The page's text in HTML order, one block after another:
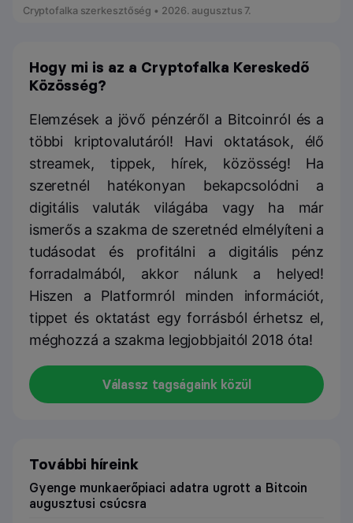
Cryptofalka szerkesztőség • 2026. augusztus 7.
Hogy mi is az a Cryptofalka Kereskedő
Közösség?
Elemzések a jövő pénzéről a Bitcoinról és a
többi kriptovalutáról! Havi oktatások, élő
streamek, tippek, hírek, közösség! Ha
szeretnél hatékonyan bekapcsolódni a
digitális valuták világába vagy ha már
ismerős a szakma de szeretnéd elmélyíteni a
tudásodat és profitálni a digitális pénz
forradalmából, akkor nálunk a helyed!
Hiszen a Platformról minden információt,
tippet és oktatást egy forrásból érhetsz el,
méghozzá a szakma legjobbjaitól 2018 óta!
Válassz tagságaink közül
További híreink
Gyenge munkaerőpiaci adatra ugrott a Bitcoin
augusztusi csúcsra